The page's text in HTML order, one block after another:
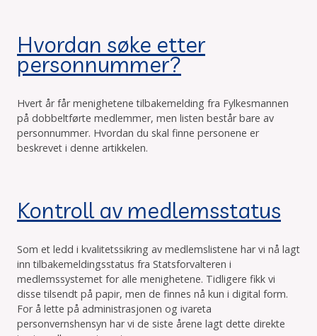
Hvordan søke etter
personnummer?
Hvert år får menighetene tilbakemelding fra Fylkesmannen
på dobbeltførte medlemmer, men listen består bare av
personnummer. Hvordan du skal finne personene er
beskrevet i denne artikkelen.
Kontroll av medlemsstatus
Som et ledd i kvalitetssikring av medlemslistene har vi nå lagt
inn tilbakemeldingsstatus fra Statsforvalteren i
medlemssystemet for alle menighetene. Tidligere fikk vi
disse tilsendt på papir, men de finnes nå kun i digital form.
For å lette på administrasjonen og ivareta
personvernshensyn har vi de siste årene lagt dette direkte